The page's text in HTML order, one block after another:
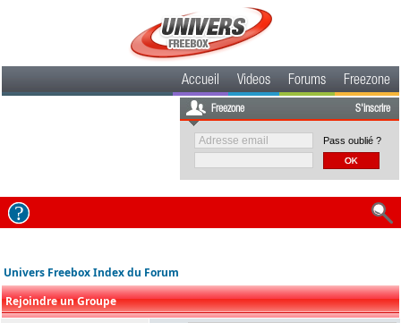
Accueil Videos Forums Freezone
Freezone S'inscrire
Pass oublié ?
Univers Freebox Index du Forum
Rejoindre un Groupe